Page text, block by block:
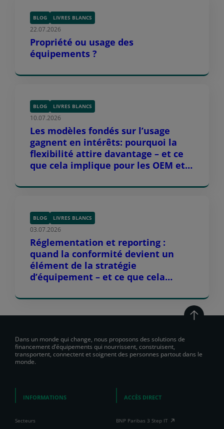
BLOG LIVRES BLANCS
22.07.2026
Propriété ou usage des
équipements ?
BLOG LIVRES BLANCS
10.07.2026
Les modèles fondés sur l’usage
gagnent en intérêts: pourquoi la
flexibilité attire davantage – et ce
que cela implique pour les OEM et
BLOG LIVRES BLANCS
03.07.2026
Réglementation et reporting :
quand la conformité devient un
élément de la stratégie
d’équipement – et ce que cela
partenaires de distribution
Dans un monde qui change, nous proposons des solutions de
financement d’équipements qui nourrissent, construisent,
transportent, connectent et soignent des personnes partout dans le
monde.
INFORMATIONS
Secteurs
ACCÈS DIRECT
BNP Paribas 3 Step IT